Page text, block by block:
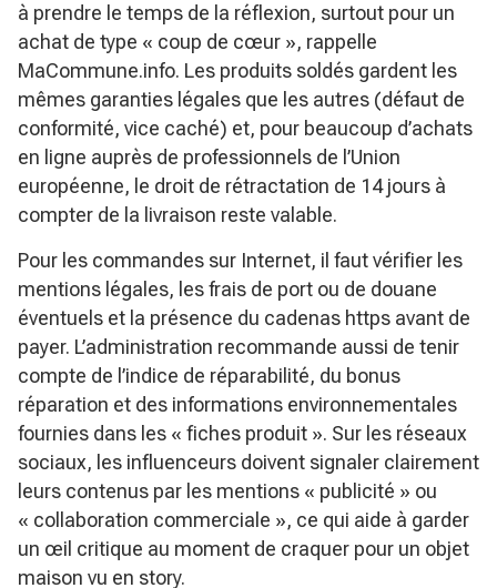
à prendre le temps de la réflexion, surtout pour un
achat de type « coup de cœur », rappelle
MaCommune.info. Les produits soldés gardent les
mêmes garanties légales que les autres (défaut de
conformité, vice caché) et, pour beaucoup d’achats
en ligne auprès de professionnels de l’Union
européenne, le droit de rétractation de 14 jours à
compter de la livraison reste valable.
Pour les commandes sur Internet, il faut vérifier les
mentions légales, les frais de port ou de douane
éventuels et la présence du cadenas https avant de
payer. L’administration recommande aussi de tenir
compte de l’indice de réparabilité, du bonus
réparation et des informations environnementales
fournies dans les « fiches produit ». Sur les réseaux
sociaux, les influenceurs doivent signaler clairement
leurs contenus par les mentions « publicité » ou
« collaboration commerciale », ce qui aide à garder
un œil critique au moment de craquer pour un objet
maison vu en story.